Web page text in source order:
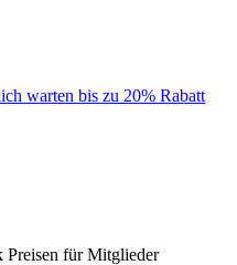
warten bis zu 20% Rabatt
Preisen für Mitglieder